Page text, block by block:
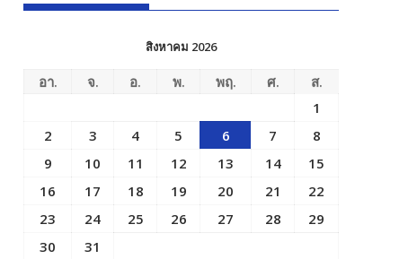
สิงหาคม 2026
อา. จ. อ. พ. พฤ. ศ.
ส.
1
2
3 4 5 6 7
8
9
10 11 12 13 14
15
16
17 18 19 20 21
22
23
24 25 26 27 28
29
30
31